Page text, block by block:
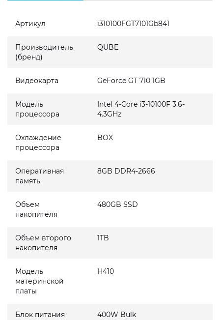
Артикул i310100FGT7101Gb841
Производитель
(бренд)
QUBE
Видеокарта GeForce GT 710 1GB
Модель
процессора
Intel 4-Core i3-10100F 3.6-
4.3GHz
Охлаждение
процессора
BOX
Оперативная
память
8GB DDR4-2666
Объем
накопителя
480GB SSD
Объем второго
накопителя
1TB
Модель
материнской
платы
H410
Блок питания 400W Bulk